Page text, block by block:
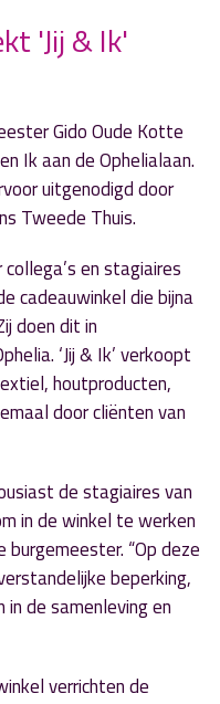
aan lokaal
'Jij & Ik'
Gido Oude Kotte
Ik aan de Ophelialaan.
uitgenodigd door
Tweede Thuis.
en stagiaires
cadeauwinkel die bijna
doen dit in
‘Jij & Ik’ verkoopt
houtproducten,
door cliënten van
de stagiaires van
in de winkel te werken
“Op deze
beperking,
de samenleving en
verrichten de